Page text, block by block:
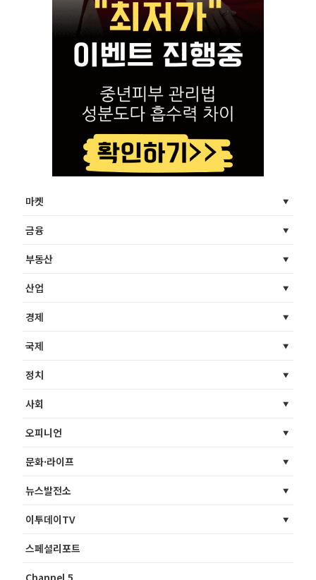
마켓
금융
부동산
산업
경제
국제
정치
사회
오피니언
문화·라이프
뉴스발전소
이투데이TV
스페셜리포트